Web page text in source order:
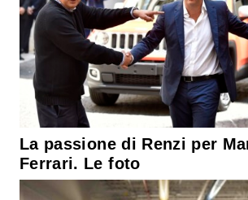
La passione di Renzi per
Ferrari. Le foto